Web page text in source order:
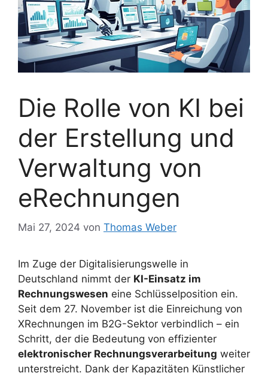
Die Rolle von KI bei
der Erstellung und
Verwaltung von
eRechnungen
Mai 27, 2024 von Thomas Weber
Im Zuge der Digitalisierungswelle in
Deutschland nimmt der KI-Einsatz im
Rechnungswesen eine Schlüsselposition ein.
Seit dem 27. November ist die Einreichung von
XRechnungen im B2G-Sektor verbindlich – ein
Schritt, der die Bedeutung von effizienter
elektronischer Rechnungsverarbeitung weiter
unterstreicht. Dank der Kapazitäten Künstlicher